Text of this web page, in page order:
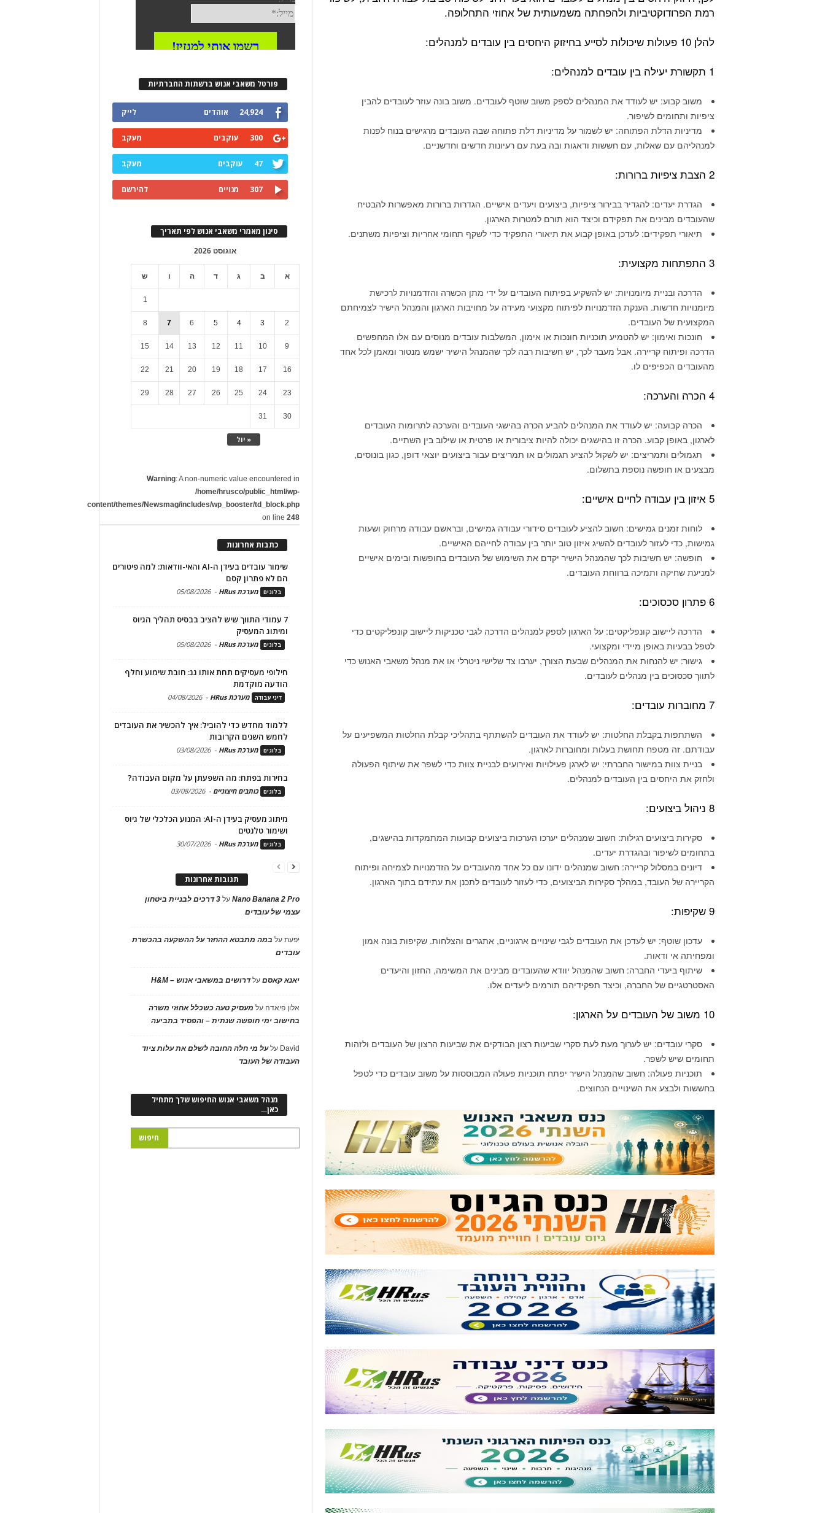
רמת הפרודוקטיביות ולהפחתה משמעותית של אחוזי התחלופה.
להלן 10 פעולות שיכולות לסייע בחיזוק היחסים בין עובדים למנהלים:
1 תקשורת יעילה בין עובדים למנהלים:
משוב קבוע: יש לעודד את המנהלים לספק משוב שוטף לעובדים. משוב בונה עוזר לעובדים להבין
ציפיות ותחומים לשיפור.
מדיניות הדלת הפתוחה: יש לשמור על מדיניות דלת פתוחה שבה העובדים מרגישים בנוח לפנות
למנהליהם עם שאלות, עם חששות ודאגות ובה בעת עם רעיונות חדשים וחדשניים.
2 הצבת ציפיות ברורות:
הגדרת יעדים: להגדיר בבירור ציפיות, ביצועים ויעדים אישיים. הגדרות ברורות מאפשרות להבטיח
שהעובדים מבינים את תפקידם וכיצד הוא תורם למטרות הארגון.
תיאורי תפקידים: לעדכן באופן קבוע את תיאורי התפקיד כדי לשקף תחומי אחריות וציפיות משתנים.
3 התפתחות מקצועית:
הדרכה ובניית מיומנויות: יש להשקיע בפיתוח העובדים על ידי מתן הכשרה והזדמנויות לרכישת
מיומנויות חדשות. הענקת הזדמנויות לפיתוח מקצועי מעידה על מחויבות הארגון והמנהל הישיר לצמיחתם
המקצועית של העובדים.
חונכות ואימון: יש להטמיע תוכניות חונכות או אימון, המשלבות עובדים מנוסים עם אלו המחפשים
הדרכה ופיתוח קריירה. אבל מעבר לכך, יש חשיבות רבה לכך שהמנהל הישיר ישמש מנטור ומאמן לכל אחד
מהעובדים הכפיפים לו.
4 הכרה והערכה:
הכרה קבועה: יש לעודד את המנהלים להביע הכרה בהישגי העובדים והערכה לתרומות העובדים
לארגון, באופן קבוע. הכרה זו בהישגים יכולה להיות ציבורית או פרטית או שילוב בין השתיים.
תגמולים ותמריצים: יש לשקול להציע תגמולים או תמריצים עבור ביצועים יוצאי דופן, כגון בונוסים,
מבצעים או חופשה נוספת בתשלום.
5 איזון בין עבודה לחיים אישיים:
לוחות זמנים גמישים: חשוב להציע לעובדים סידורי עבודה גמישים, ובראשם עבודה מרחוק ושעות
גמישות, כדי לעזור לעובדים להשיג איזון טוב יותר בין עבודה לחייהם האישיים.
חופשה: יש חשיבות לכך שהמנהל הישיר יקדם את השימוש של העובדים בחופשות ובימים אישיים
למניעת שחיקה ותמיכה ברווחת העובדים.
6 פתרון סכסוכים:
הדרכה ליישוב קונפליקטים: על הארגון לספק למנהלים הדרכה לגבי טכניקות ליישוב קונפליקטים כדי
לטפל בבעיות באופן מיידי ומקצועי.
גישור: יש להנחות את המנהלים שבעת הצורך, יערבו צד שלישי ניטרלי או את מנהל משאבי האנוש כדי
לתווך סכסוכים בין מנהלים לעובדים.
7 מחוברות עובדים:
השתתפות בקבלת החלטות: יש לעודד את העובדים להשתתף בתהליכי קבלת החלטות המשפיעים על
עבודתם. זה מטפח תחושת בעלות ומחוברות לארגון.
בניית צוות במישור החברתי: יש לארגן פעילויות ואירועים לבניית צוות כדי לשפר את שיתוף הפעולה
ולחזק את היחסים בין העובדים למנהלים.
8 ניהול ביצועים:
סקירות ביצועים רגילות: חשוב שמנהלים יערכו הערכות ביצועים קבועות המתמקדות בהישגים,
בתחומים לשיפור ובהגדרת יעדים.
דיונים במסלול קריירה: חשוב שמנהלים ידונו עם כל אחד מהעובדים על הזדמנויות לצמיחה ופיתוח
הקריירה של העובד, במהלך סקירות הביצועים, כדי לעזור לעובדים לתכנן את עתידם בתוך הארגון.
9 שקיפות:
עדכון שוטף: יש לעדכן את העובדים לגבי שינויים ארגוניים, אתגרים והצלחות. שקיפות בונה אמון
ומפחיתה אי ודאות.
שיתוף ביעדי החברה: חשוב שהמנהל יוודא שהעובדים מבינים את המשימה, החזון והיעדים
האסטרטגיים של החברה, וכיצד תפקידיהם תורמים ליעדים אלו.
10 משוב של העובדים על הארגון:
סקרי עובדים: יש לערוך מעת לעת סקרי שביעות רצון הבודקים את שביעות הרצון של העובדים ולזהות
תחומים שיש לשפר.
תוכניות פעולה: חשוב שהמנהל הישיר יפתח תוכניות פעולה המבוססות על משוב עובדים כדי לטפל
בחששות ולבצע את השינויים הנחוצים.
פורטל משאבי אנוש ברשתות החברתיות
24,924 אוהדים לייק
300 עוקבים מעקב
47 עוקבים מעקב
307 מנויים להירשם
סינון מאמרי משאבי אנוש לפי תאריך
אוגוסט 2026
א ב ג ד ה ו ש
« יול
1
2
3
4
5
6
7
8
9
10
11
12
13
14
15
16
17
18
19
20
21
22
23
24
25
26
27
28
29
30
31
Warning: A non-numeric value encountered in
/home/hrusco/public_html/wp-
content/themes/Newsmag/includes/wp_booster/td_block.php
on line248
כתבות אחרונות
שימור עובדים בעידן ה-AI והאי-וודאות: למה פיטורים
הם לא פתרון קסם
בלוגים מערכת HRus -
05/08/2026
7 עמודי התווך שיש להציב בבסיס תהליך הגיוס
ומיתוג המעסיק
בלוגים מערכת HRus -
05/08/2026
חילופי מעסיקים תחת אותו גג: חובת שימוע וחלף
הודעה מוקדמת
דיני עבודה מערכת HRus -
04/08/2026
ללמוד מחדש כדי להוביל: איך להכשיר את העובדים
לחמש השנים הקרובות
בלוגים מערכת HRus -
03/08/2026
בחירות בפתח: מה השפעתן על מקום העבודה?
בלוגים כותבים חיצוניים -
03/08/2026
מיתוג מעסיק בעידן ה-AI: המנוע הכלכלי של גיוס
ושימור טלנטים
בלוגים מערכת HRus -
30/07/2026
תגובות אחרונות
Nano Banana 2 Proעל
3 דרכים לבניית ביטחון
עצמי של עובדים
יפעתעל במה מתבטא ההחזר על ההשקעה בהכשרת
עובדים
יאנא קאסםעלדרושים במשאבי אנוש – H&M
אלון פיאדה על מעסיק טעה כשכלל אחוזי משרה
בחישוב ימי חופשה שנתית – והפסיד בתביעה
David עלעל מי חלה החובה לשלם את עלות ציוד
העבודה של העובד
מנהל משאבי אנוש החיפוש שלך מתחיל
כאן…